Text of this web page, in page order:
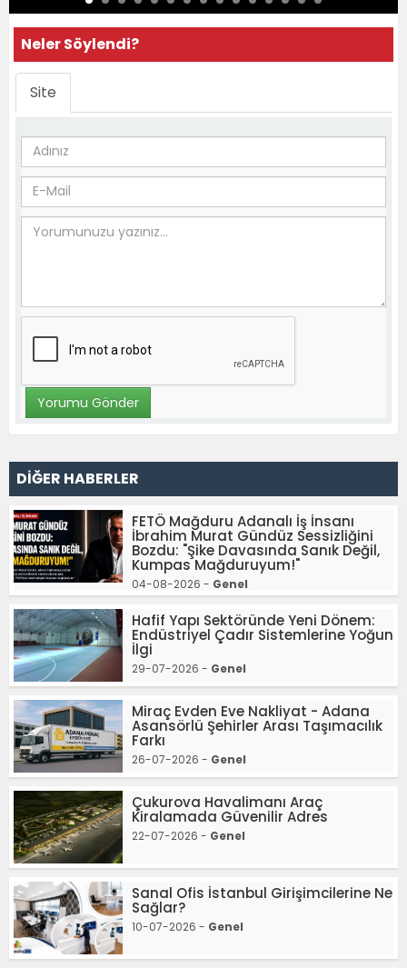
Neler Söylendi?
Site
DİĞER HABERLER
FETÖ Mağduru Adanalı İş İnsanı
İbrahim Murat Gündüz Sessizliğini
Bozdu: "Şike Davasında Sanık Değil,
Kumpas Mağduruyum!"
04-08-2026 - Genel
Hafif Yapı Sektöründe Yeni Dönem:
Endüstriyel Çadır Sistemlerine Yoğun
İlgi
29-07-2026 - Genel
Miraç Evden Eve Nakliyat - Adana
Asansörlü Şehirler Arası Taşımacılık
Farkı
26-07-2026 - Genel
Çukurova Havalimanı Araç
Kiralamada Güvenilir Adres
22-07-2026 - Genel
Sanal Ofis İstanbul Girişimcilerine Ne
Sağlar?
10-07-2026 - Genel